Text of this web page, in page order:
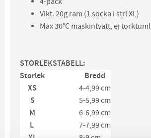
Vikt. 20g ram (1 socka i strl XL)
Max 30°C maskintvätt, ej
STORLEKSTABELL:
Storlek
Bredd
XS
4-4,99 cm
S 5-5,99 cm
M 6-6,99 cm
L 7-7,99 cm